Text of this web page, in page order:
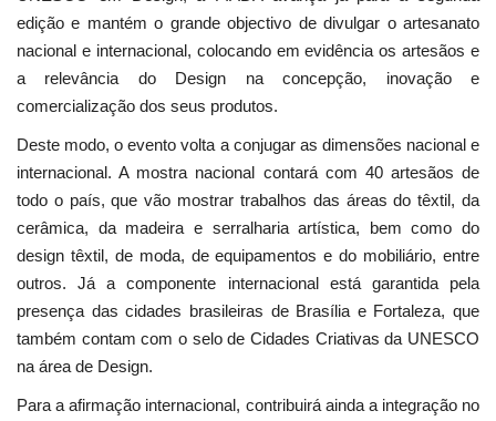
edição e mantém o grande objectivo de divulgar o artesanato
nacional e internacional, colocando em evidência os artesãos e
a relevância do Design na concepção, inovação e
comercialização dos seus produtos.
Deste modo, o evento volta a conjugar as dimensões nacional e
internacional. A mostra nacional contará com 40 artesãos de
todo o país, que vão mostrar trabalhos das áreas do têxtil, da
cerâmica, da madeira e serralharia artística, bem como do
design têxtil, de moda, de equipamentos e do mobiliário, entre
outros. Já a componente internacional está garantida pela
presença das cidades brasileiras de Brasília e Fortaleza, que
também contam com o selo de Cidades Criativas da UNESCO
na área de Design.
Para a afirmação internacional, contribuirá ainda a integração no